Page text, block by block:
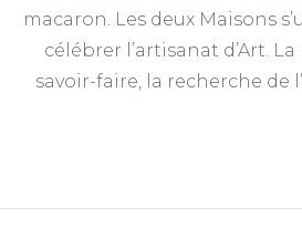
macaron. Les deux Maisons
célébrer l’artisanat d’Art.
savoir-faire, la recherche de